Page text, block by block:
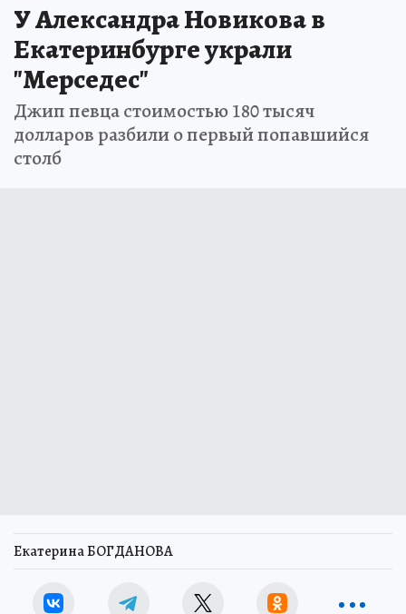
У Александра Новикова в
Екатеринбурге украли
"Мерседес"
Джип певца стоимостью 180 тысяч
долларов разбили о первый попавшийся
столб
Екатерина БОГДАНОВА